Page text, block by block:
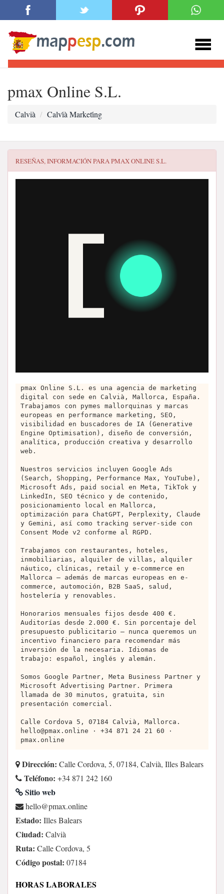
pmax Online S.L.
Calvià Calvi̇à Marketi̇ng
RESEÑAS, INFORMACIÓN PARAPMAX ONLINE S.L.
pmax Online S.L. es una agencia de marketing
digital con sede en Calvià, Mallorca, España.
Trabajamos con pymes mallorquinas y marcas
europeas en performance marketing, SEO,
visibilidad en buscadores de IA (Generative
Engine Optimisation), diseño de conversión,
analítica, producción creativa y desarrollo
web.
Nuestros servicios incluyen Google Ads
(Search, Shopping, Performance Max, YouTube),
Microsoft Ads, paid social en Meta, TikTok y
LinkedIn, SEO técnico y de contenido,
posicionamiento local en Mallorca,
optimización para ChatGPT, Perplexity, Claude
y Gemini, así como tracking server-side con
Consent Mode v2 conforme al RGPD.
Trabajamos con restaurantes, hoteles,
inmobiliarias, alquiler de villas, alquiler
náutico, clínicas, retail y e-commerce en
Mallorca — además de marcas europeas en e-
commerce, automoción, B2B SaaS, salud,
hostelería y renovables.
Honorarios mensuales fijos desde 400 €.
Auditorías desde 2.000 €. Sin porcentaje del
presupuesto publicitario — nunca queremos un
incentivo financiero para recomendar más
inversión de la necesaria. Idiomas de
trabajo: español, inglés y alemán.
Somos Google Partner, Meta Business Partner y
Microsoft Advertising Partner. Primera
llamada de 30 minutos, gratuita, sin
presentación comercial.
Calle Cordova 5, 07184 Calvià, Mallorca.
hello@pmax.online · +34 871 24 21 60 ·
pmax.online
Dirección: Calle Cordova, 5, 07184, Calvià, Illes Balears
Teléfono: +34 871 242 160
Sitio web
enilno.xamp@olleh
Estado: Illes Balears
Ciudad: Calvià
Ruta: Calle Cordova, 5
Código postal: 07184
HORAS LABORALES